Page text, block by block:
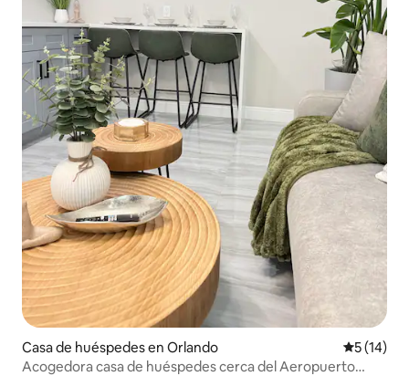
Casa de huéspedes en Orlando
5 (14)
Acogedora casa de huéspedes cerca del Aeropuerto